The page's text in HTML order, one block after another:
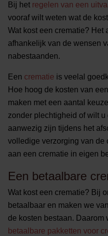
Bij het regelen van een
vooraf wilt weten wat de
Wat kost een crematie? Het
afhankelijk van de wensen
nabestaanden.
Een crematie is veelal
Hoe hoog de kosten van
maken met een aantal
zonder plechtigheid of wilt
aanwezig zijn tijdens het
volledige verzorging van de
aan een crematie in eigen
Een betaalbare
Wat kost een crematie? Bij
betaalbaar en maken we
de kosten bestaan. Daarom
betaalbare pakketten voor